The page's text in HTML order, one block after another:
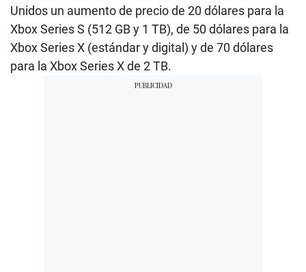
Unidos un aumento de precio de 20 dólares para la
Xbox Series S (512 GB y 1 TB), de 50 dólares para la
Xbox Series X (estándar y digital) y de 70 dólares
para la Xbox Series X de 2 TB.